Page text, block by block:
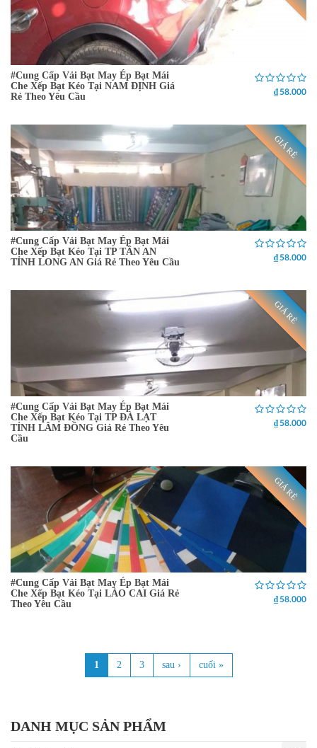
#Cung Cấp Vải Bạt May Ép Bạt Mái
Che Xếp Bạt Kéo Tại NAM ĐỊNH Giá
Rẻ Theo Yêu Cầu
₫ 58.000
GIÁ RẺ
#Cung Cấp Vải Bạt May Ép Bạt Mái
Che Xếp Bạt Kéo Tại TP TÂN AN
TỈNH LONG AN Giá Rẻ Theo Yêu Cầu
₫ 58.000
GIÁ RẺ
#Cung Cấp Vải Bạt May Ép Bạt Mái
Che Xếp Bạt Kéo Tại TP ĐÀ LẠT
TỈNH LÂM ĐỒNG Giá Rẻ Theo Yêu
Cầu
₫ 58.000
GIÁ RẺ
#Cung Cấp Vải Bạt May Ép Bạt Mái
Che Xếp Bạt Kéo Tại LÀO CAI Giá Rẻ
Theo Yêu Cầu
₫ 58.000
1 2 3 sau › cuối »
DANH MỤC SẢN PHẨM